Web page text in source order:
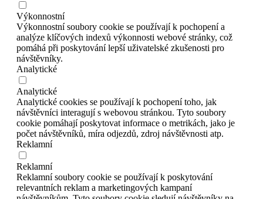
Výkonnostní
Výkonnostní soubory cookie se používají k pochopení a
analýze klíčových indexů výkonnosti webové stránky, což
pomáhá při poskytování lepší uživatelské zkušenosti pro
návštěvníky.
Analytické
Analytické
Analytické cookies se používají k pochopení toho, jak
návštěvníci interagují s webovou stránkou. Tyto soubory
cookie pomáhají poskytovat informace o metrikách, jako je
počet návštěvníků, míra odjezdů, zdroj návštěvnosti atp.
Reklamní
Reklamní
Reklamní soubory cookie se používají k poskytování
relevantních reklam a marketingových kampaní